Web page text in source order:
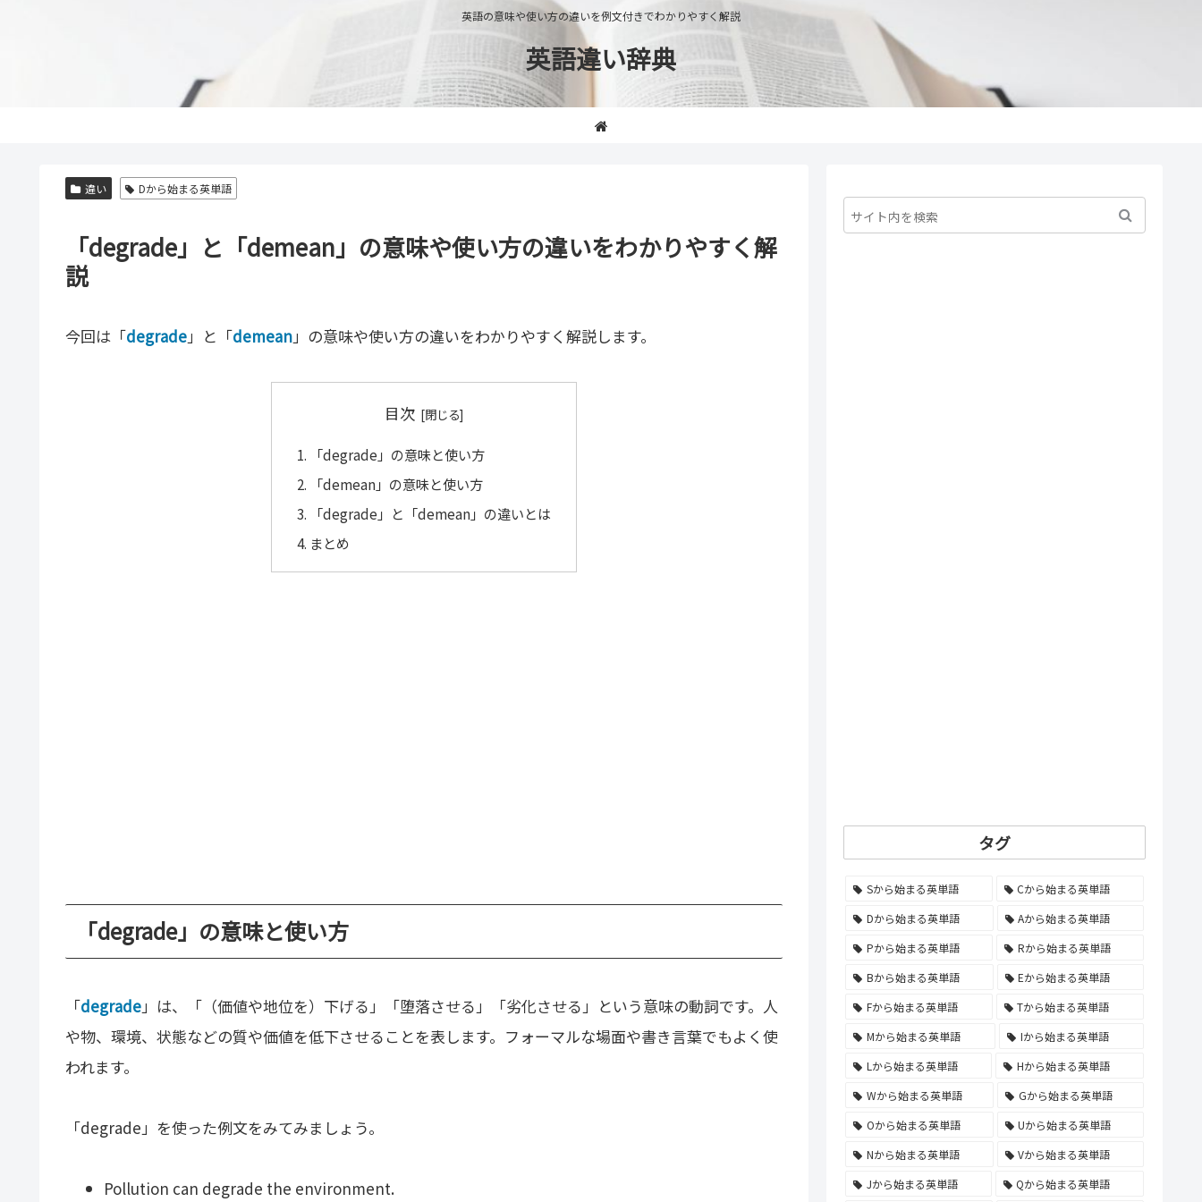
英語の意味や使い方の違いを例文付きでわかりやすく解説
英語違い辞典
違い Dから始まる英単語
「degrade」と「demean」の意味や使い方の違いをわかりやすく解
説
今回は「degrade」と「demean」の意味や使い方の違いをわかりやすく解説します。
目次
「degrade」の意味と使い方
「demean」の意味と使い方
「degrade」と「demean」の違いとは
まとめ
「degrade」の意味と使い方
「degrade」は、「（価値や地位を）下げる」「堕落させる」「劣化させる」という意味の動詞です。人
や物、環境、状態などの質や価値を低下させることを表します。フォーマルな場面や書き言葉でもよく使
われます。
「degrade」を使った例文をみてみましょう。
Pollution can degrade the environment.
タグ
Sから始まる英単語
Cから始まる英単語
Dから始まる英単語
Aから始まる英単語
Pから始まる英単語
Rから始まる英単語
Bから始まる英単語
Eから始まる英単語
Fから始まる英単語
Tから始まる英単語
Mから始まる英単語
Iから始まる英単語
Lから始まる英単語
Hから始まる英単語
Wから始まる英単語
Gから始まる英単語
Oから始まる英単語
Uから始まる英単語
Nから始まる英単語
Vから始まる英単語
Jから始まる英単語
Qから始まる英単語